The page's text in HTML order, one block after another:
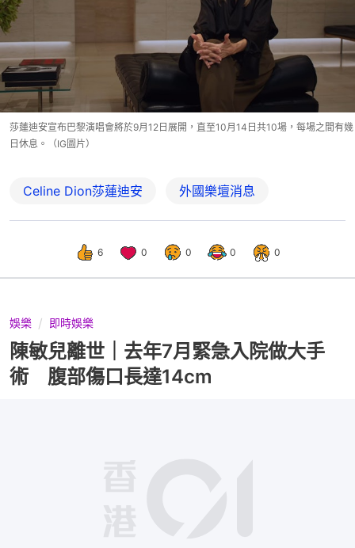
莎蓮迪安宣布巴黎演唱會將於9月12日展開，直至10月14日共10場，每場之間有幾
日休息。（IG圖片）
Celine Dion莎蓮迪安 外國樂壇消息
6 0 0 0 0
娛樂 即時娛樂
陳敏兒離世｜去年7月緊急入院做大手
術 腹部傷口長達14cm